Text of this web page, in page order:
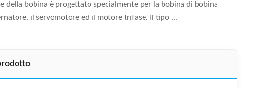
bobina è progettato specialmente per la bobina di bobina
il servomotore ed il motore trifase. Il tipo ...